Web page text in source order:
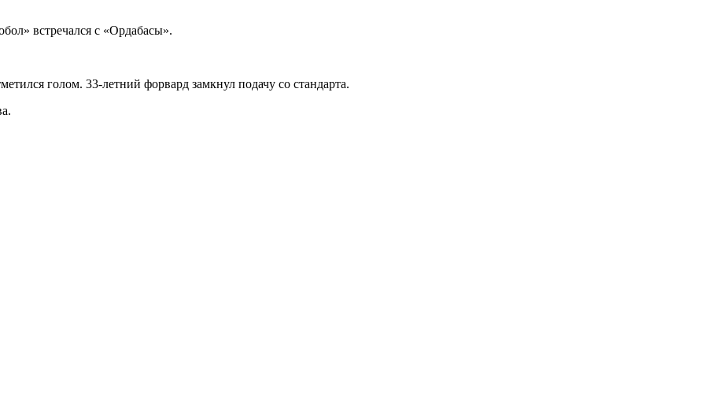
встречался с «Ордабасы».
голом. 33-летний форвард замкнул подачу со стандарта.